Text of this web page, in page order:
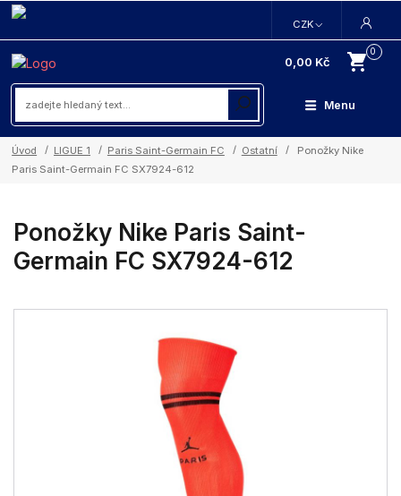
Menu
CZK
0
0,00 Kč
Úvod LIGUE 1 Paris Saint-Germain FC Ostatní
Ponožky Nike
Paris Saint-Germain FC SX7924-612
Ponožky Nike Paris Saint-
Germain FC SX7924-612